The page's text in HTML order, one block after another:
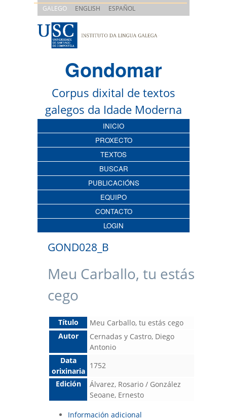
GALEGO ENGLISH ESPAÑOL
Gondomar
Corpus dixital de textos
galegos da Idade Moderna
INICIO
PROXECTO
TEXTOS
BUSCAR
PUBLICACIÓNS
EQUIPO
CONTACTO
LOGIN
GOND028_B
Meu Carballo, tu estás
cego
Título
Meu Carballo, tu estás cego
Autor
Cernadas y Castro, Diego
Antonio
Data
orixinaria
1752
Edición
Álvarez, Rosario / González
Seoane, Ernesto
Información adicional